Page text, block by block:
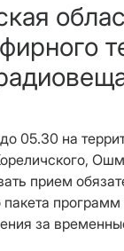
05.30 на
прием
программ
за